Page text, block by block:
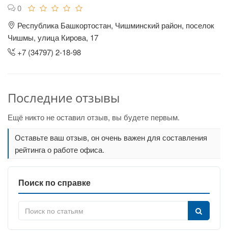
0
Республика Башкортостан, Чишминский район, поселок
Чишмы, улица Кирова, 17
+7 (34797) 2-18-98
Последние отзывы
Ещё никто не оставил отзыв, вы будете первым.
Оставьте ваш отзыв, он очень важен для составления
рейтинга о работе офиса.
Поиск по справке